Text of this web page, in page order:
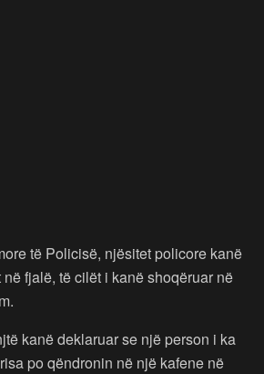
të Policisë, njësitet policore kanë
fjalë, të cilët i kanë shoqëruar në
kanë deklaruar se një person i ka
po qëndronin në një kafene në